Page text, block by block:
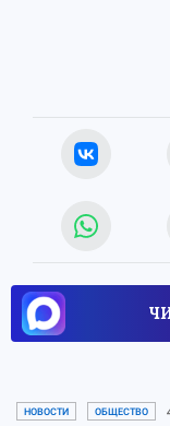
НОВОСТИ ОБЩЕСТВО